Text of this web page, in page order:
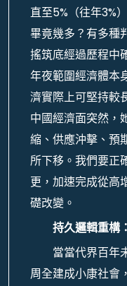
直至5%（往年3%
畢竟幾多？有多種
搖筑底經過歷程中
年夜範圍經濟體本
濟實際上可堅持較
中國經濟面突然，
縮、供應沖擊、預
所下移。我們要正
更，加速完成從高
礎改變。
持久邏輯重構
當當代界百年
周全建成小康社會